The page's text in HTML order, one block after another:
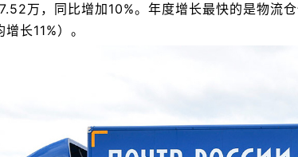
万，同比增加10%。年度增长最快的是物流
长11%）。